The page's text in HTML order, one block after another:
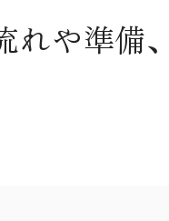
れや準備